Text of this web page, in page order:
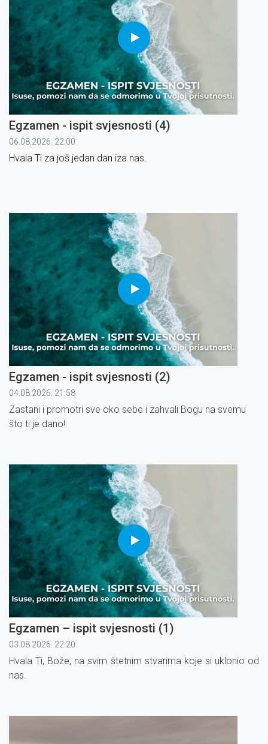
Egzamen - ispit svjesnosti (4)
06.08.2026. 22:00
Hvala Ti za još jedan dan iza nas.
Egzamen - ispit svjesnosti (2)
04.08.2026. 21:58
Zastani i promotri sve oko sebe i zahvali Bogu na svemu
što ti je dano!
Egzamen – ispit svjesnosti (1)
03.08.2026. 22:20
Hvala Ti, Bože, na svim štetnim stvarima koje si uklonio od
nas.